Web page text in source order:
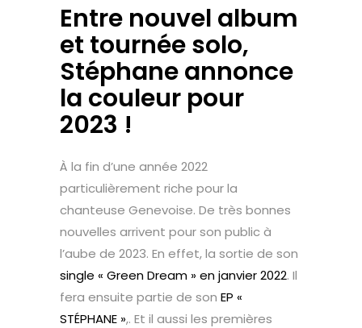
​​Entre nouvel album
et tournée solo,
Stéphane annonce
la couleur pour
2023 !
À la fin d’une année 2022
particulièrement riche pour la
chanteuse Genevoise. De très bonnes
nouvelles arrivent pour son public à
l’aube de 2023. En effet, la sortie de son
single « Green Dream » en janvier 2022. Il
fera ensuite partie de son EP «
STÉPHANE »,. Et il aussi les premières